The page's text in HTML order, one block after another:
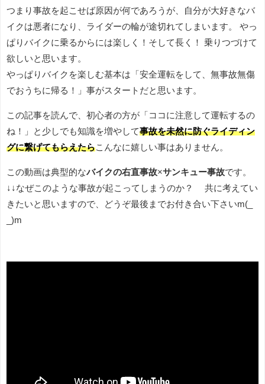
つまり事故を起こせば原因が何であろうが、自分が大好きなバ
イクは悪者になり、ライダーの輪が途切れてしまいます。 やっ
ぱりバイクに乗るからには楽しく！そして長く！ 乗りつづけて
欲しいと思います。
やっぱりバイクを楽しむ基本は「安全運転をして、無事故無傷
でおうちに帰る！」事がスタートだと思います。
この記事を読んで、初心者の方が「ココに注意して運転するの
ね！」と少しでも知識を増やして事故を未然に防ぐライディン
グに繋げてもらえたらこんなに嬉しい事はありません。
この動画は典型的なバイクの右直事故×サンキュー事故です。
↓↓なぜこのような事故が起こってしまうのか？ 共に考えてい
きたいと思いますので、どうぞ最後までお付き合い下さいm(_
_)m